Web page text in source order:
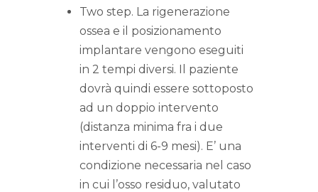
Two step. La rigenerazione
ossea e il posizionamento
implantare vengono eseguiti
in 2 tempi diversi. Il paziente
dovrà quindi essere sottoposto
ad un doppio intervento
(distanza minima fra i due
interventi di 6-9 mesi). E’ una
condizione necessaria nel caso
in cui l’osso residuo, valutato